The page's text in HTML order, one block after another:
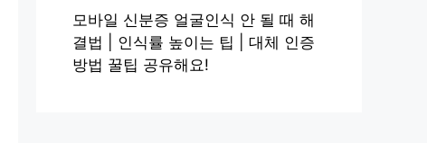
모바일 신분증 얼굴인식 안 될 때 해
결법 | 인식률 높이는 팁 | 대체 인증
방법 꿀팁 공유해요!